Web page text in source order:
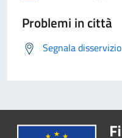
Problemi in città
Segnala disservizio